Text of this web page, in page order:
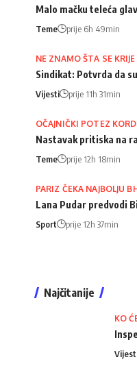
Malo mačku teleća
Teme prije 6h 49min
NE ZNAMO ŠTA SE
Sindikat: Potvrda da
Vijesti prije 11h 31min
OČAJNIČKI POTEZ
Nastavak pritiska na
Teme prije 12h 18min
PARIZ ČEKA NAJBOLJU
Lana Pudar predvodi
Sport prije 12h 37min
Najčitanije
KO